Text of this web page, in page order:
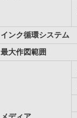
インク循環システム
最大作図範囲